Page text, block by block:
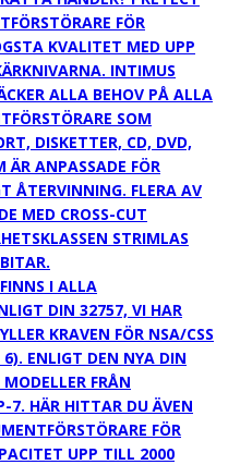
FÖR
KVALITET MED UPP
INTIMUS
ALLA BEHOV PÅ ALLA
SOM
DISKETTER, CD, DVD,
ÄR ANPASSADE FÖR
ÅTERVINNING. FLERA AV
MED CROSS-CUT
STRIMLAS
I ALLA
DIN 32757, VI HAR
KRAVEN FÖR NSA/CSS
ENLIGT DEN NYA DIN
FRÅN
7. HÄR HITTAR DU ÄVEN
FÖR
UPP TILL 2000